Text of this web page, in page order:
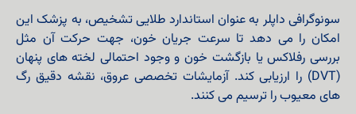
سونوگرافی داپلر به عنوان استاندارد طلایی تشخیص، به پزشک این
امکان را می‌ دهد تا سرعت جریان خون، جهت حرکت آن مثل
بررسی رفلاکس یا بازگشت خون و وجود احتمالی لخته‌ های پنهان
(DVT) را ارزیابی کند. آزمایشات تخصصی عروق، نقشه دقیق رگ‌
های معیوب را ترسیم می‌ کنند.